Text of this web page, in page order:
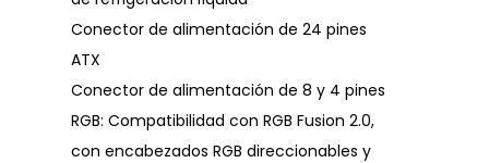
Conector de alimentación de 24 pines
ATX
Conector de alimentación de 8 y 4 pines
RGB: Compatibilidad con RGB Fusion 2.0,
con encabezados RGB direccionables y